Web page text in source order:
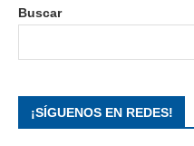
Buscar
¡SÍGUENOS EN REDES!